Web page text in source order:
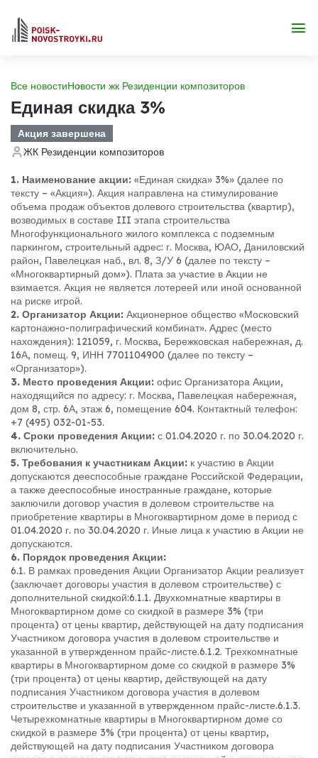
Все новостиНовости жк Резиденции композиторов
Единая скидка 3%
Акция завершена
ЖК Резиденции композиторов
1. Наименование акции: «Единая скидка» 3%» (далее по
тексту – «Акция»). Акция направлена на стимулирование
объема продаж объектов долевого строительства (квартир),
возводимых в составе III этапа строительства
Многофункционального жилого комплекса с подземным
паркингом, строительный адрес: г. Москва, ЮАО, Даниловский
район, Павелецкая наб., вл. 8, З/У 6 (далее по тексту –
«Многоквартирный дом»). Плата за участие в Акции не
взимается. Акция не является лотереей или иной основанной
на риске игрой.
2. Организатор Акции: Акционерное общество «Московский
картонажно-полиграфический комбинат». Адрес (место
нахождения): 121059, г. Москва, Бережковская набережная, д.
16А, помещ. 9, ИНН 7701104900 (далее по тексту –
«Организатор»).
3. Место проведения Акции: офис Организатора Акции,
находящийся по адресу: г. Москва, Павелецкая набережная,
дом 8, стр. 6А, этаж 6, помещение 604. Контактный телефон:
+7 (495) 032-01-53.
4. Сроки проведения Акции: с 01.04.2020 г. по 30.04.2020 г.
включительно.
5. Требования к участникам Акции: к участию в Акции
допускаются дееспособные граждане Российской Федерации,
а также дееспособные иностранные граждане, которые
заключили договор участия в долевом строительстве на
приобретение квартиры в Многоквартирном доме в период с
01.04.2020 г. по 30.04.2020 г. Иные лица к участию в Акции не
допускаются.
6. Порядок проведения Акции:
6.1. В рамках проведения Акции Организатор Акции реализует
(заключает договоры участия в долевом строительстве) с
дополнительной скидкой:6.1.1. Двухкомнатные квартиры в
Многоквартирном доме со скидкой в размере 3% (три
процента) от цены квартир, действующей на дату подписания
Участником договора участия в долевом строительстве и
указанной в утвержденном прайс-листе.6.1.2. Трехкомнатные
квартиры в Многоквартирном доме со скидкой в размере 3%
(три процента) от цены квартир, действующей на дату
подписания Участником договора участия в долевом
строительстве и указанной в утвержденном прайс-листе.6.1.3.
Четырехкомнатные квартиры в Многоквартирном доме со
скидкой в размере 3% (три процента) от цены квартир,
действующей на дату подписания Участником договора